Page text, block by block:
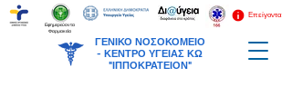
ΓΕΝΙΚΟ ΝΟΣΟΚΟΜΕΙΟ
- ΚΕΝΤΡΟ ΥΓΕΙΑΣ ΚΩ
"ΙΠΠΟΚΡΑΤΕΙΟΝ"
Επείγοντα
Εφημερεύοντα
Φαρμακεία